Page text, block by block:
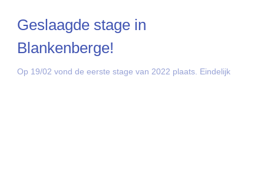
Geslaagde stage in
Blankenberge!
Op 19/02 vond de eerste stage van 2022 plaats. Eindelijk